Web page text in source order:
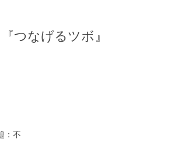
つなげるツボ』
：不